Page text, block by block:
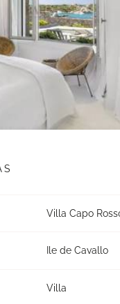
Villa Capo
Ile de Cavallo
Villa